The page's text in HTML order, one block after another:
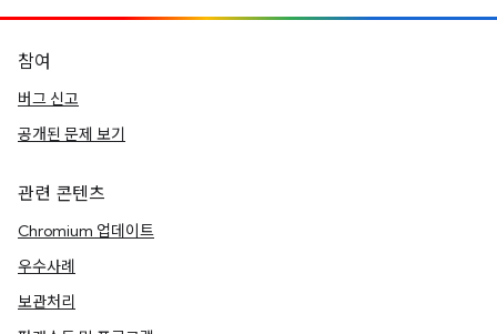
참여
버그 신고
공개된 문제 보기
관련 콘텐츠
Chromium 업데이트
우수사례
보관처리